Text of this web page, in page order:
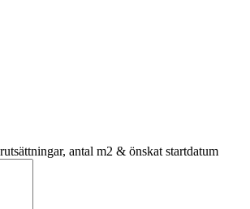
antal m2 & önskat startdatum